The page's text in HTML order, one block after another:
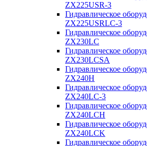
ZX225USR-3
Гидравлическое
ZX225USRLC-3
Гидравлическое
ZX230LC
Гидравлическое
ZX230LCSA
Гидравлическое
ZX240H
Гидравлическое
ZX240LC-3
Гидравлическое
ZX240LCH
Гидравлическое
ZX240LCK
Гидравлическое